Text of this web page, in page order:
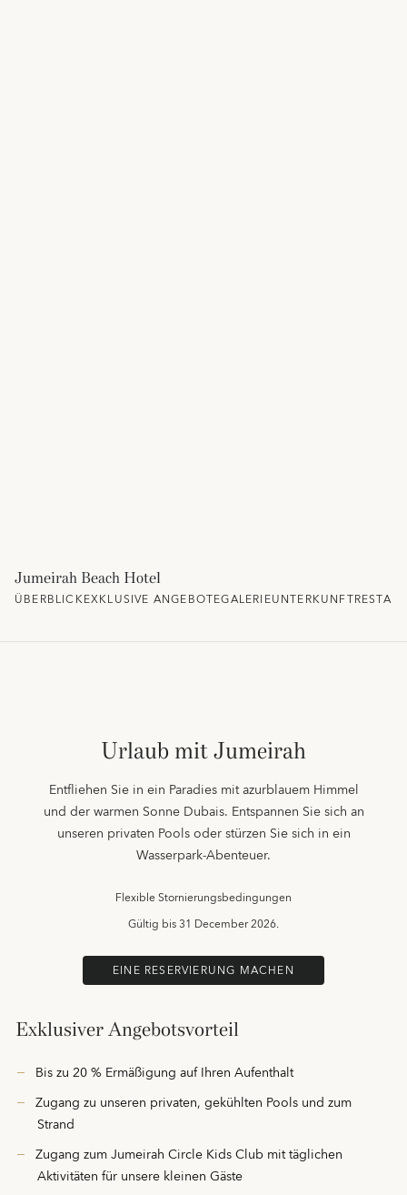
Jumeirah Beach Hotel
ÜBERBLICKEXKLUSIVE ANGEBOTEGALERIEUNTERKUNFT
Urlaub mit Jumeirah
Entfliehen Sie in ein Paradies mit azurblauem Himmel
und der warmen Sonne Dubais. Entspannen Sie sich an
unseren privaten Pools oder stürzen Sie sich in ein
Wasserpark-Abenteuer.
Flexible Stornierungsbedingungen
Gültig bis31 December 2026.
EINE RESERVIERUNG MACHEN
Exklusiver Angebotsvorteil
Bis zu 20 % Ermäßigung auf Ihren Aufenthalt
Zugang zu unseren privaten, gekühlten Pools und zum
Strand
Zugang zum Jumeirah Circle Kids Club mit täglichen
Aktivitäten für unsere kleinen Gäste